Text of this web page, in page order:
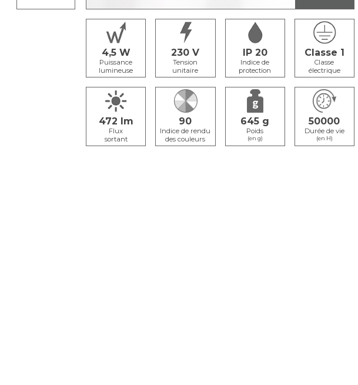
4,5
Puissance
lumineuse
230
Tension
unitaire
IP 20
Indice de
protection
Classe 1
Classe
électrique
472
Flux
sortant
90 645
Poids
(en g)
50000
Durée de vie
(en H)